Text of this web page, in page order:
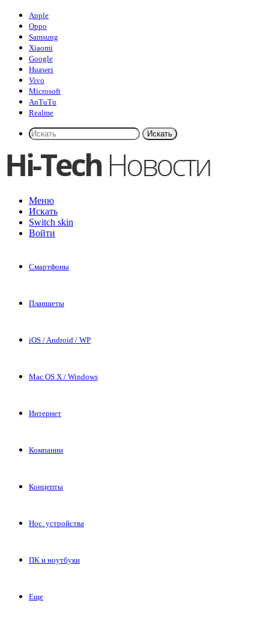
Apple
Oppo
Samsung
Xiaomi
Google
Huawei
Vivo
Microsoft
AnTuTu
Realme
Искать
Меню
Искать
Switch skin
Войти
Смартфоны
Планшеты
iOS / Android / WP
Mac OS X / Windows
Интернет
Компании
Концепты
Нос. устройства
ПК и ноутбуки
Еще